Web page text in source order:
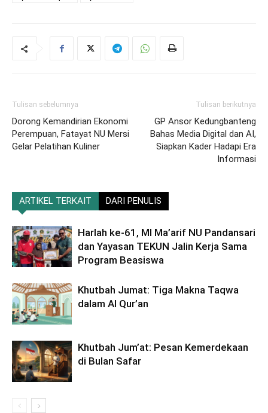
Tulisan sebelumnya
Dorong Kemandirian Ekonomi
Perempuan, Fatayat NU Mersi
Gelar Pelatihan Kuliner
Tulisan berikutnya
GP Ansor Kedungbanteng
Bahas Media Digital dan AI,
Siapkan Kader Hadapi Era
Informasi
ARTIKEL TERKAIT DARI PENULIS
Harlah ke-61, MI Ma’arif NU Pandansari
dan Yayasan TEKUN Jalin Kerja Sama
Program Beasiswa
Khutbah Jumat: Tiga Makna Taqwa
dalam Al Qur’an
Khutbah Jum’at: Pesan Kemerdekaan
di Bulan Safar